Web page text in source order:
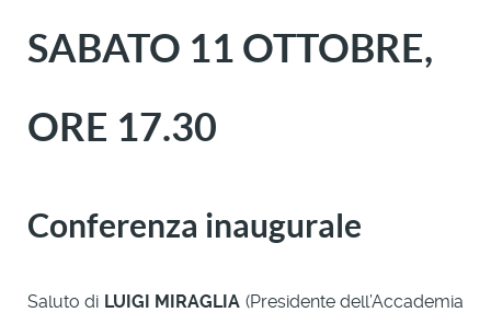
SABATO 11 OTTOBRE,
ORE 17.30
Conferenza inaugurale
Saluto di LUIGI MIRAGLIA (Presidente dell’Accademia